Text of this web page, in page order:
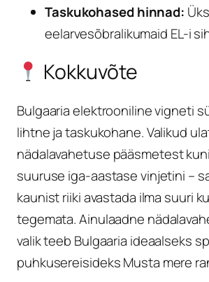
Taskukohased hinnad: Üks
eelarvesõbralikumaid EL-i
Kokkuvõte
Bulgaaria elektrooniline vigneti
lihtne ja taskukohane. Valikud
nädalavahetuse pääsmetest
suuruse iga-aastase vinjetini –
kaunist riiki avastada ilma suuri
tegemata. Ainulaadne
valik teeb Bulgaaria ideaalseks
puhkusereisideks Musta mere